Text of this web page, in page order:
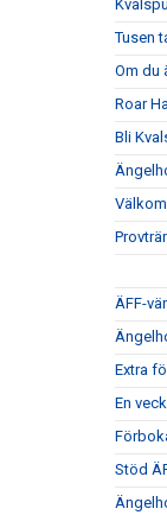
Tusen
Om du
Roar
Bli
ÄFF-
Extra
En
Stöd